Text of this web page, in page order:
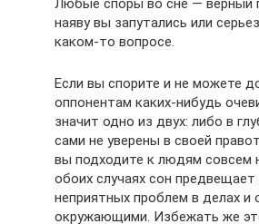
Любые споры во сне — верный
наяву вы запутались или
каком-то вопросе.
Если вы спорите и не можете
оппонентам каких-нибудь
значит одно из двух: либо в
сами не уверены в своей
вы подходите к людям совсем
обоих случаях сон
неприятных проблем в делах и
окружающими. Избежать же